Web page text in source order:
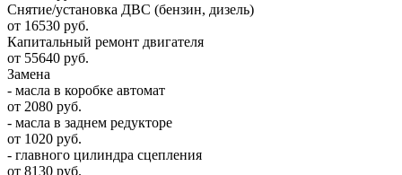
Снятие/установка ДВС (бензин, дизель)
от 16530 руб.
Капитальный ремонт двигателя
от 55640 руб.
Замена
- масла в коробке автомат
от 2080 руб.
- масла в заднем редукторе
от 1020 руб.
- главного цилиндра сцепления
от 8130 руб.